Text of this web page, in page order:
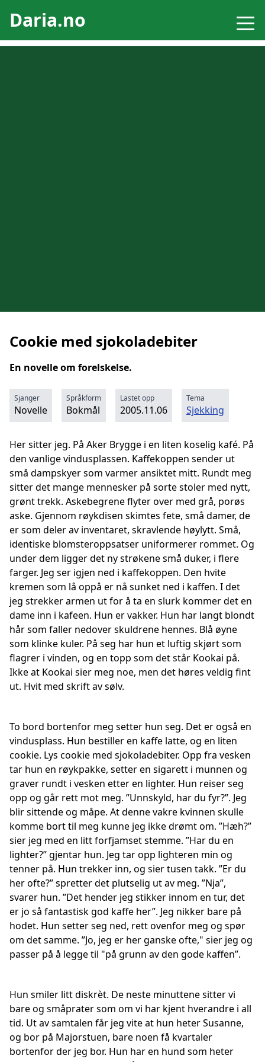
Daria.no
Cookie med sjokoladebiter
En novelle om forelskelse.
Sjanger
Novelle
Språkform
Bokmål
Lastet opp
2005.11.06
Tema
Sjekking
Her sitter jeg. På Aker Brygge i en liten koselig kafé. På
den vanlige vindusplassen. Kaffekoppen sender ut
små dampskyer som varmer ansiktet mitt. Rundt meg
sitter det mange mennesker på sorte stoler med nytt,
grønt trekk. Askebegrene flyter over med grå, porøs
aske. Gjennom røykdisen skimtes fete, små damer, de
er som deler av inventaret, skravlende høylytt. Små,
identiske blomsteroppsatser uniformerer rommet. Og
under dem ligger det ny strøkene små duker, i flere
farger. Jeg ser igjen ned i kaffekoppen. Den hvite
kremen som lå oppå er nå sunket ned i kaffen. I det
jeg strekker armen ut for å ta en slurk kommer det en
dame inn i kafeen. Hun er vakker. Hun har langt blondt
hår som faller nedover skuldrene hennes. Blå øyne
som klinke kuler. På seg har hun et luftig skjørt som
flagrer i vinden, og en topp som det står Kookai på.
Ikke at Kookai sier meg noe, men det høres veldig fint
ut. Hvit med skrift av sølv.
To bord bortenfor meg setter hun seg. Det er også en
vindusplass. Hun bestiller en kaffe latte, og en liten
cookie. Lys cookie med sjokoladebiter. Opp fra vesken
tar hun en røykpakke, setter en sigarett i munnen og
graver rundt i vesken etter en lighter. Hun reiser seg
opp og går rett mot meg. ”Unnskyld, har du fyr?”. Jeg
blir sittende og måpe. At denne vakre kvinnen skulle
komme bort til meg kunne jeg ikke drømt om. ”Hæh?”
sier jeg med en litt forfjamset stemme. ”Har du en
lighter?” gjentar hun. Jeg tar opp lighteren min og
tenner på. Hun trekker inn, og sier tusen takk. ”Er du
her ofte?” spretter det plutselig ut av meg. ”Nja”,
svarer hun. ”Det hender jeg stikker innom en tur, det
er jo så fantastisk god kaffe her”. Jeg nikker bare på
hodet. Hun setter seg ned, rett ovenfor meg og spør
om det samme. ”Jo, jeg er her ganske ofte," sier jeg og
passer på å legge til "på grunn av den gode kaffen”.
Hun smiler litt diskrèt. De neste minuttene sitter vi
bare og småprater som om vi har kjent hverandre i all
tid. Ut av samtalen får jeg vite at hun heter Susanne,
og bor på Majorstuen, bare noen få kvartaler
bortenfor der jeg bor. Hun har en hund som heter